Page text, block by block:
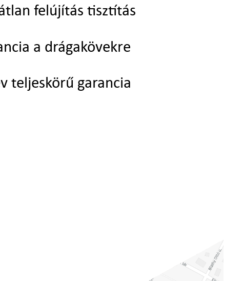
felújítás tisztítás
a drágakövekre
teljeskörű garancia